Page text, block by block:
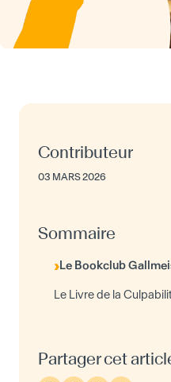
Contributeur
03 MARS 2026
Sommaire
Le Bookclub
Le Livre de la
Partager cet